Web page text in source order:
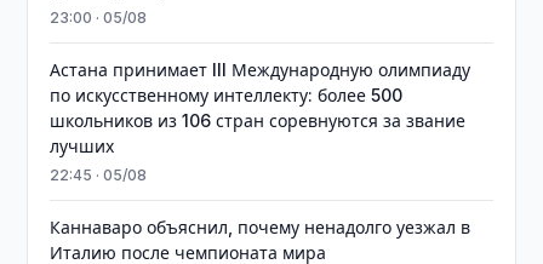
23:00 · 05/08
Астана принимает III Международную олимпиаду
по искусственному интеллекту: более 500
школьников из 106 стран соревнуются за звание
лучших
22:45 · 05/08
Каннаваро объяснил, почему ненадолго уезжал в
Италию после чемпионата мира